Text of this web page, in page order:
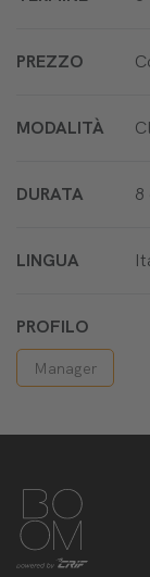
PREZZO
MODALITÀ
DURATA 8
LINGUA
PROFILO
Manager